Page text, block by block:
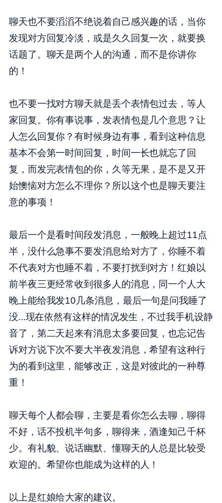
聊天也不要滔滔不绝说着自己感兴趣的话，当你
发现对方回复冷淡，或是久久回复一次，就要换
话题了。聊天是两个人的沟通，而不是你讲你
的！
也不要一找对方聊天就是丢个表情包过去，等人
家回复。你有事说事，发表情包是几个意思？让
人怎么回复你？有时候身边有事，看到这种信息
基本不会第一时间回复，时间一长也就忘了回
复，而发完表情包的你，久等无果，是不是又开
始懊恼对方怎么不理你？所以这个也是聊天要注
意的事项！
最后一个是看时间段发消息，一般晚上超过11点
半，没什么急事不要发消息给对方了，你睡不着
不代表对方也睡不着，不要打扰到对方！红娘以
前半夜三更经常收到很多人的消息，同一个人大
晚上能给我发10几条消息，最后一句是问我睡了
没...现在依然有这样的情况发生，不过我手机设静
音了，第二天起来有消息太多要回复，也忘记告
诉对方说下次不要大半夜发消息，希望有这种行
为的看到这里，能够改正，这是对彼此的一种尊
重！
聊天每个人都会聊，主要是看你怎么去聊，聊得
不好，话不投机半句多，聊得来，酒逢知己千杯
少。有礼貌、说话幽默、懂聊天的人总是比较受
欢迎的。希望你也能成为这样的人！
以上是红娘给大家的建议。